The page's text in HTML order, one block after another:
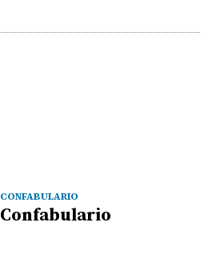
CONFABULARIO
Confabulario